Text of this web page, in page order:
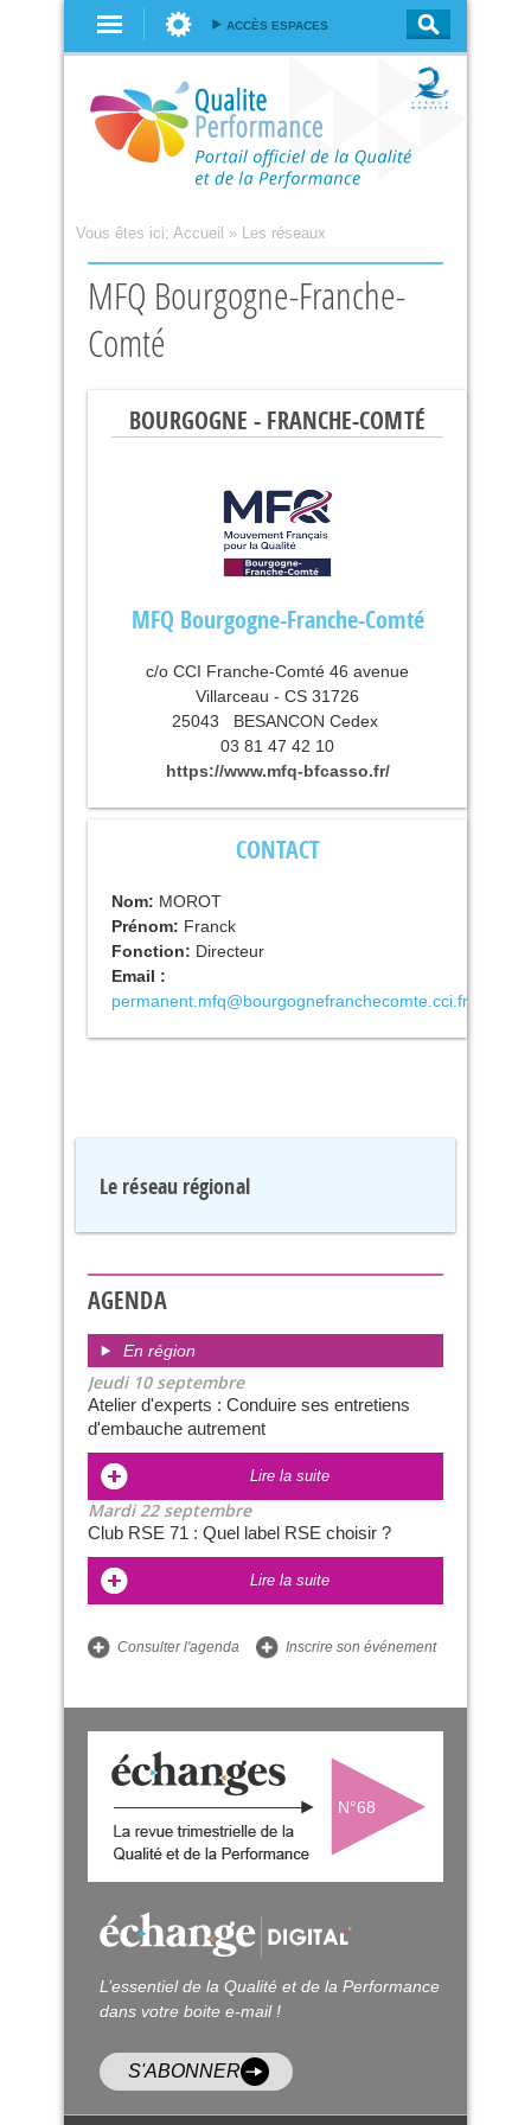
ACCÈS ESPACES
Vous êtes ici: Accueil » Les réseaux
MFQ Bourgogne-Franche-
Comté
BOURGOGNE - FRANCHE-COMTÉ
MFQ Bourgogne-Franche-Comté
c/o CCI Franche-Comté 46 avenue
Villarceau - CS 31726
25043
BESANCON Cedex
03 81 47 42 10
https://www.mfq-bfcasso.fr/
CONTACT
Nom: MOROT
Prénom: Franck
Fonction: Directeur
Email :
permanent.mfq@bourgognefranchecomte.cci.fr
Le réseau régional
AGENDA
En région
Jeudi 10 septembre
Atelier d'experts : Conduire ses entretiens
d'embauche autrement
Lire la suite
Mardi 22 septembre
Club RSE 71 : Quel label RSE choisir ?
Lire la suite
Consulter l'agenda Inscrire son événement
N°68
L’essentiel de la Qualité et de la Performance
dans votre boite e-mail !
S'ABONNER